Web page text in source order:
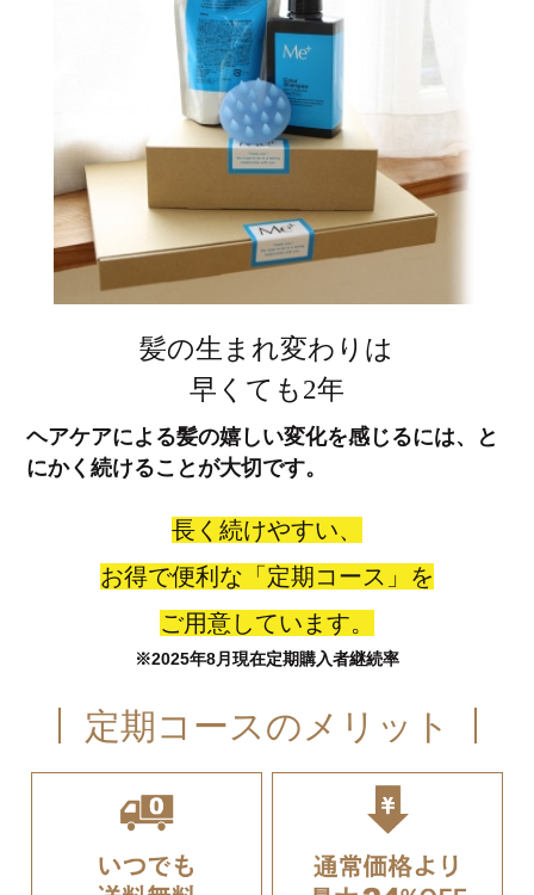
髪の生まれ変わりは
早くても2年
ヘアケアによる髪の嬉しい変化を感じるには、と
にかく続けることが大切です。
長く続けやすい、
お得で便利な「定期コース」を
ご用意しています。
※2025年8月現在定期購入者継続率
定期コースのメリット